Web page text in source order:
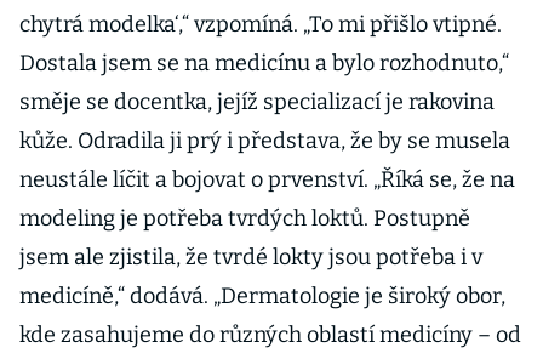
chytrá modelka‘,“ vzpomíná. „To mi přišlo vtipné.
Dostala jsem se na medicínu a bylo rozhodnuto,“
směje se docentka, jejíž specializací je rakovina
kůže. Odradila ji prý i představa, že by se musela
neustále líčit a bojovat o prvenství. „Říká se, že na
modeling je potřeba tvrdých loktů. Postupně
jsem ale zjistila, že tvrdé lokty jsou potřeba i v
medicíně,“ dodává. „Dermatologie je široký obor,
kde zasahujeme do různých oblastí medicíny – od